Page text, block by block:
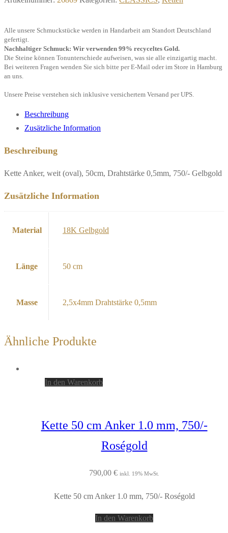
kräftig,
750/-
Gelbgold
Menge
Alle unsere Schmuckstücke werden in Handarbeit am Standort Deutschland
gefertigt.
Nachhaltiger Schmuck: Wir verwenden 99% recyceltes Gold.
Die Steine können Tonunterschiede aufweisen, was sie alle einzigartig macht.
Bei weiteren Fragen wenden Sie sich bitte per E-Mail oder im Store in Hamburg
an uns.
Unsere Preise verstehen sich inklusive versichertem Versand per UPS.
Beschreibung
Zusätzliche Information
Beschreibung
Kette Anker, weit (oval), 50cm, Drahtstärke 0,5mm, 750/- Gelbgold
Zusätzliche Information
Material 18K Gelbgold
Länge 50 cm
Masse 2,5x4mm Drahtstärke 0,5mm
Ähnliche Produkte
In den Warenkorb
Kette 50 cm Anker 1.0 mm, 750/-
Roségold
790,00 € inkl. 19% MwSt.
Kette 50 cm Anker 1.0 mm, 750/- Roségold
In den Warenkorb